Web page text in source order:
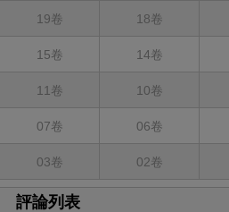
19卷 18卷
15卷 14卷
11卷 10卷
07卷 06卷
03卷 02卷
評論列表